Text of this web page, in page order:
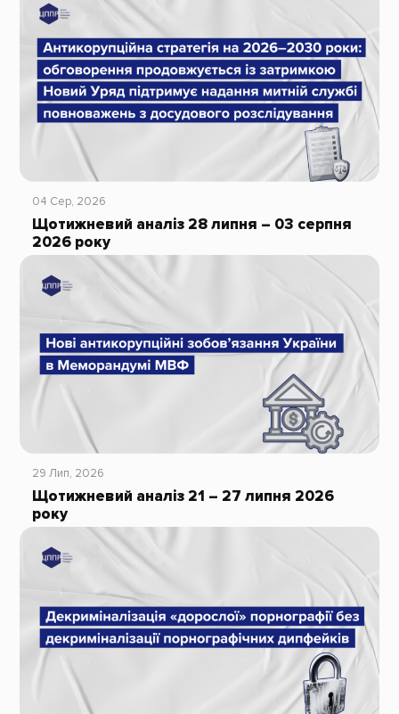
04 Сер, 2026
Щотижневий аналіз 28 липня – 03 серпня
2026 року
29 Лип, 2026
Щотижневий аналіз 21 – 27 липня 2026
року